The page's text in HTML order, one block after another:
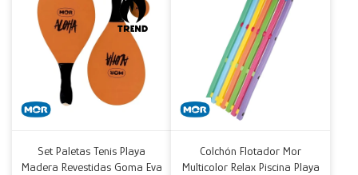
Set Paletas Tenis Playa
Madera Revestidas Goma Eva
Colchón Flotador Mor
Multicolor Relax Piscina Playa